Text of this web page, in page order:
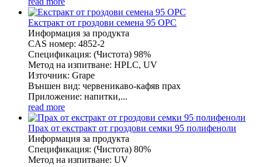
Екстракт от гроздови семена 95 OPC
Информация за продукта
CAS номер: 4852-2
Спецификация: (Чистота) 98%
Метод на изпитване: HPLC, UV
Източник: Grape
Външен вид: червеникаво-кафяв прах
Приложение: напитки,...
read more
Прах от екстракт от гроздови семки 95 полифеноли
Информация за продукта
Спецификация: (Чистота) 80%
Метод на изпитване: UV